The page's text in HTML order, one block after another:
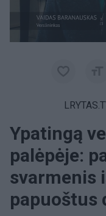
Ypatingą
palėpėje:
svarmenis
papuoštus